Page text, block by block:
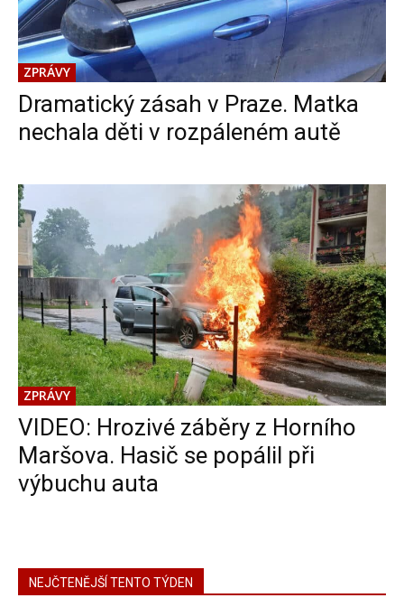
ZPRÁVY
Dramatický zásah v Praze. Matka
nechala děti v rozpáleném autě
ZPRÁVY
VIDEO: Hrozivé záběry z Horního
Maršova. Hasič se popálil při
výbuchu auta
NEJČTENĚJŠÍ TENTO TÝDEN